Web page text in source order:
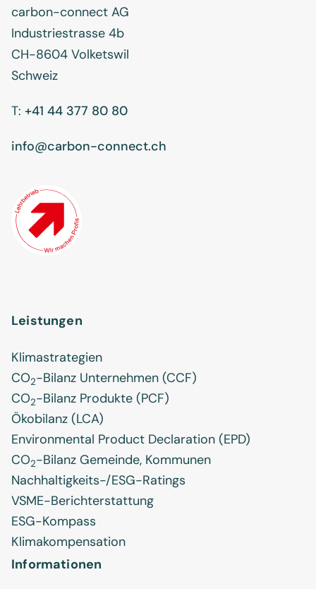
carbon-connect AG
Industriestrasse 4b
CH-8604 Volketswil
Schweiz
T: +41 44 377 80 80
info@carbon-connect.ch
Leistungen
Klimastrategien
CO2-Bilanz Unternehmen (CCF)
CO2-Bilanz Produkte (PCF)
Ökobilanz (LCA)
Environmental Product Declaration (EPD)
CO2-Bilanz Gemeinde, Kommunen
Nachhaltigkeits-/ESG-Ratings
VSME-Berichterstattung
ESG-Kompass
Klimakompensation
Informationen